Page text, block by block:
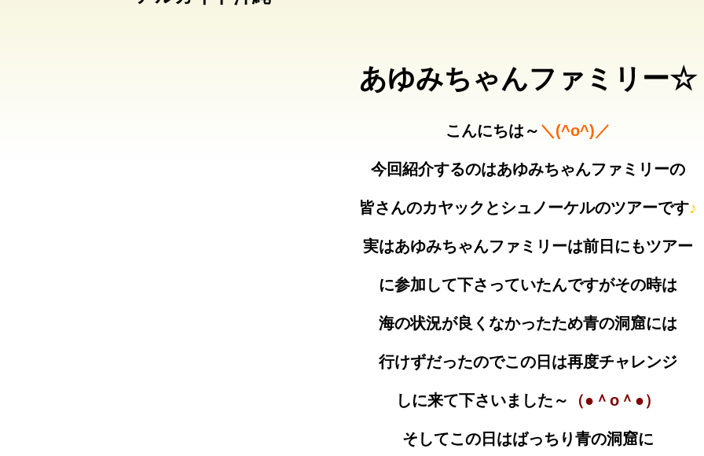
あゆみちゃんファミリー☆
こんにちは～ ＼(^o^)／
今回紹介するのはあゆみちゃんファミリーの
皆さんのカヤックとシュノーケルのツアーです♪
実はあゆみちゃんファミリーは前日にもツアー
に参加して下さっていたんですがその時は
海の状況が良くなかったため青の洞窟には
行けずだったのでこの日は再度チャレンジ
しに来て下さいました～ （●＾o＾●）
そしてこの日はばっちり青の洞窟に